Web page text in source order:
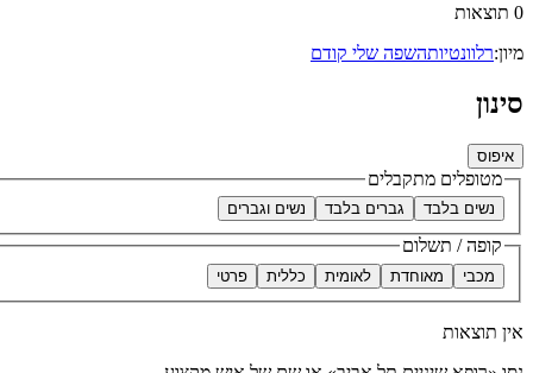
0 תוצאות
מיון:רלוונטיותהשפה שלי קודם
סינון
איפוס
מטופלים מתקבלים
נשים בלבד גברים בלבד נשים וגברים
קופה / תשלום
מכבי מאוחדת לאומית כללית פרטי
אין תוצאות